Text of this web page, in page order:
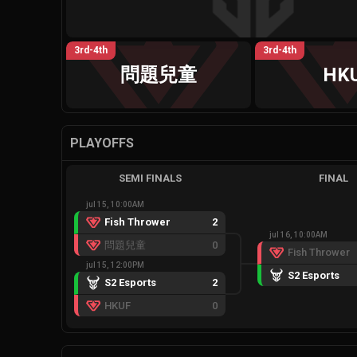
3rd-4th
問題兒童
3rd-4th
PLAYOFFS
SEMI FINALS
jul 15, 10:00AM
Fish Thrower
2
問題兒童
0
jul 15, 12:00PM
S2 Esports
2
HKUF
0
FINAL
jul 16, 10:00AM
Fish Thrower
S2 Esports